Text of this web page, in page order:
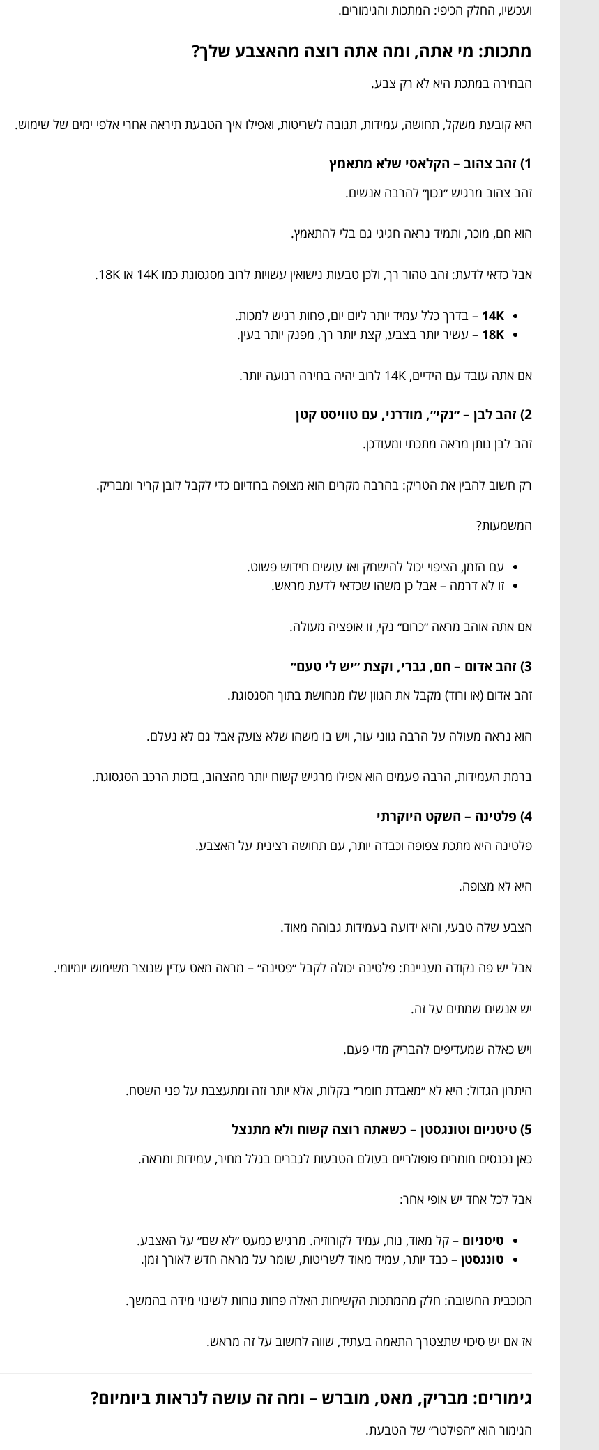
ועכשיו, החלק הכיפי: המתכות והגימורים.
מתכות: מי אתה, ומה אתה רוצה מהאצבע שלך?
הבחירה במתכת היא לא רק צבע.
היא קובעת משקל, תחושה, עמידות, תגובה לשריטות, ואפילו איך הטבעת תיראה אחרי אלפי ימים של שימוש.
1) זהב צהוב – הקלאסי שלא מתאמץ
זהב צהוב מרגיש ״נכון״ להרבה אנשים.
הוא חם, מוכר, ותמיד נראה חגיגי גם בלי להתאמץ.
אבל כדאי לדעת: זהב טהור רך, ולכן טבעות נישואין עשויות לרוב מסגסוגת כמו 14K או 18K.
14K – בדרך כלל עמיד יותר ליום יום, פחות רגיש למכות.
18K – עשיר יותר בצבע, קצת יותר רך, מפנק יותר בעין.
אם אתה עובד עם הידיים, 14K לרוב יהיה בחירה רגועה יותר.
2) זהב לבן – ״נקי״, מודרני, עם טוויסט קטן
זהב לבן נותן מראה מתכתי ומעודכן.
רק חשוב להבין את הטריק: בהרבה מקרים הוא מצופה ברודיום כדי לקבל לובן קריר ומבריק.
המשמעות?
עם הזמן, הציפוי יכול להישחק ואז עושים חידוש פשוט.
זו לא דרמה – אבל כן משהו שכדאי לדעת מראש.
אם אתה אוהב מראה ״כרום״ נקי, זו אופציה מעולה.
3) זהב אדום – חם, גברי, וקצת ״יש לי טעם״
זהב אדום (או ורוד) מקבל את הגוון שלו מנחושת בתוך הסגסוגת.
הוא נראה מעולה על הרבה גווני עור, ויש בו משהו שלא צועק אבל גם לא נעלם.
ברמת העמידות, הרבה פעמים הוא אפילו מרגיש קשוח יותר מהצהוב, בזכות הרכב הסגסוגת.
4) פלטינה – השקט היוקרתי
פלטינה היא מתכת צפופה וכבדה יותר, עם תחושה רצינית על האצבע.
היא לא מצופה.
הצבע שלה טבעי, והיא ידועה בעמידות גבוהה מאוד.
אבל יש פה נקודה מעניינת: פלטינה יכולה לקבל ״פטינה״ – מראה מאט עדין שנוצר משימוש יומיומי.
יש אנשים שמתים על זה.
ויש כאלה שמעדיפים להבריק מדי פעם.
היתרון הגדול: היא לא ״מאבדת חומר״ בקלות, אלא יותר זזה ומתעצבת על פני השטח.
5) טיטניום וטונגסטן – כשאתה רוצה קשוח ולא מתנצל
כאן נכנסים חומרים פופולריים בעולם הטבעות לגברים בגלל מחיר, עמידות ומראה.
אבל לכל אחד יש אופי אחר:
טיטניום – קל מאוד, נוח, עמיד לקורוזיה. מרגיש כמעט ״לא שם״ על האצבע.
טונגסטן – כבד יותר, עמיד מאוד לשריטות, שומר על מראה חדש לאורך זמן.
הכוכבית החשובה: חלק מהמתכות הקשיחות האלה פחות נוחות לשינוי מידה בהמשך.
אז אם יש סיכוי שתצטרך התאמה בעתיד, שווה לחשוב על זה מראש.
גימורים: מבריק, מאט, מוברש – ומה זה עושה לנראות ביומיום?
הגימור הוא ״הפילטר״ של הטבעת.